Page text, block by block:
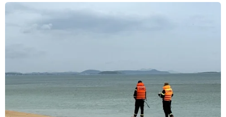
của người lao động và thị trường bất động sản.